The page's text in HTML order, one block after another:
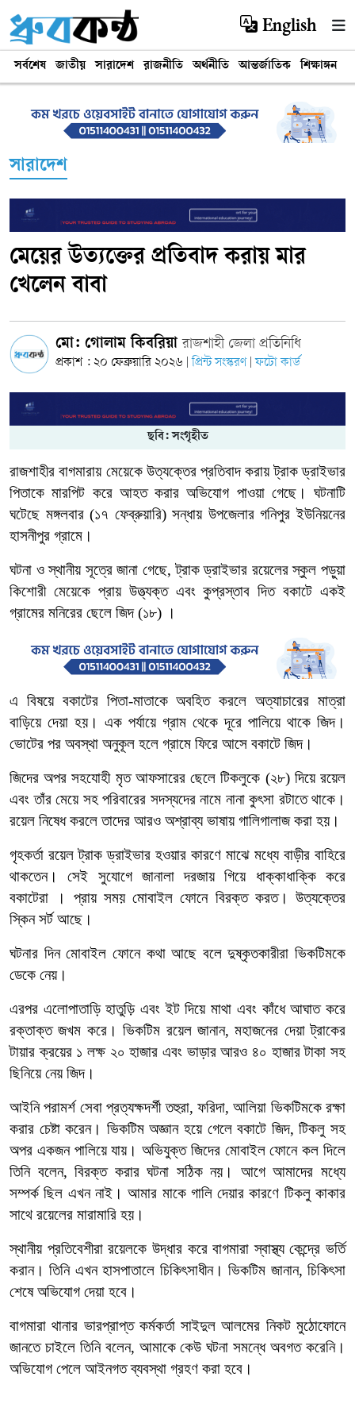
English
সর্বশেষ জাতীয় সারাদেশ রাজনীতি অর্থনীতি আন্তর্জাতিক শিক্ষাঙ্গন
সারাদেশ
মেয়ের উত্যক্তের প্রতিবাদ করায় মার
খেলেন বাবা
মো: গোলাম কিবরিয়ারাজশাহী জেলা প্রতিনিধি
প্রকাশ : ২০ ফেব্রুয়ারি ২০২৬ প্রিন্ট সংস্করণ ফটো কার্ড
ছবি: সংগৃহীত
রাজশাহীর বাগমারায় মেয়েকে উত্যক্তের প্রতিবাদ করায় ট্রাক ড্রাইভার
পিতাকে মারপিট করে আহত করার অভিযোগ পাওয়া গেছে। ঘটনাটি
ঘটেছে মঙ্গলবার (১৭ ফেব্রুয়ারি) সন্ধায় উপজেলার গনিপুর ইউনিয়নের
হাসনীপুর গ্রামে।
ঘটনা ও স্থানীয় সূত্রে জানা গেছে, ট্রাক ড্রাইভার রয়েলের স্কুল পড়ুয়া
কিশোরী মেয়েকে প্রায় উত্ত্যক্ত এবং কুপ্রস্তাব দিত বকাটে একই
গ্রামের মনিরের ছেলে জিদ (১৮) ।
এ বিষয়ে বকাটের পিতা-মাতাকে অবহিত করলে অত্যাচারের মাত্রা
বাড়িয়ে দেয়া হয়। এক পর্যায়ে গ্রাম থেকে দূরে পালিয়ে থাকে জিদ।
ভোটের পর অবস্থা অনুকূল হলে গ্রামে ফিরে আসে বকাটে জিদ।
জিদের অপর সহযোহী মৃত আফসারের ছেলে টিকলুকে (২৮) দিয়ে রয়েল
এবং তাঁর মেয়ে সহ পরিবারের সদস্যদের নামে নানা কুৎসা রটাতে থাকে।
রয়েল নিষেধ করলে তাদের আরও অশ্রাব্য ভাষায় গালিগালাজ করা হয়।
গৃহকর্তা রয়েল ট্রাক ড্রাইভার হওয়ার কারণে মাঝে মধ্যে বাড়ীর বাহিরে
থাকতেন। সেই সুযোগে জানালা দরজায় গিয়ে ধাক্কাধাক্কি করে
বকাটেরা । প্রায় সময় মোবাইল ফোনে বিরক্ত করত। উত্যক্তের
স্কিন সর্ট আছে।
ঘটনার দিন মোবাইল ফোনে কথা আছে বলে দুষ্কৃতকারীরা ভিকটিমকে
ডেকে নেয়।
এরপর এলোপাতাড়ি হাতুড়ি এবং ইট দিয়ে মাথা এবং কাঁধে আঘাত করে
রক্তাক্ত জখম করে। ভিকটিম রয়েল জানান, মহাজনের দেয়া ট্রাকের
টায়ার ক্রয়ের ১ লক্ষ ২০ হাজার এবং ভাড়ার আরও ৪০ হাজার টাকা সহ
ছিনিয়ে নেয় জিদ।
আইনি পরামর্শ সেবা প্রত্যক্ষদর্শী তহুরা, ফরিদা, আলিয়া ভিকটিমকে রক্ষা
করার চেষ্টা করেন। ভিকটিম অজ্ঞান হয়ে গেলে বকাটে জিদ, টিকলু সহ
অপর একজন পালিয়ে যায়। অভিযুক্ত জিদের মোবাইল ফোনে কল দিলে
তিনি বলেন, বিরক্ত করার ঘটনা সঠিক নয়। আগে আমাদের মধ্যে
সম্পর্ক ছিল এখন নাই। আমার মাকে গালি দেয়ার কারণে টিকলু কাকার
সাথে রয়েলের মারামারি হয়।
স্থানীয় প্রতিবেশীরা রয়েলকে উদ্ধার করে বাগমারা স্বাস্থ্য কেন্দ্রে ভর্তি
করান। তিনি এখন হাসপাতালে চিকিৎসাধীন। ভিকটিম জানান, চিকিৎসা
শেষে অভিযোগ দেয়া হবে।
বাগমারা থানার ভারপ্রাপ্ত কর্মকর্তা সাইদুল আলমের নিকট মুঠোফোনে
জানতে চাইলে তিনি বলেন, আমাকে কেউ ঘটনা সমন্ধে অবগত করেনি।
অভিযোগ পেলে আইনগত ব্যবস্থা গ্রহণ করা হবে।